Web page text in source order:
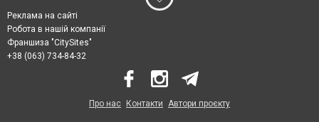
Реклама на сайті
Робота в нашій компанії
Франшиза "CitySites"
+38 (063) 734-84-32
Про нас Контакти Автори проєкту